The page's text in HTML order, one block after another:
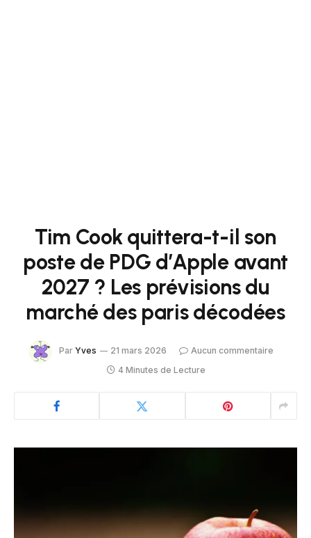
Tim Cook quittera-t-il son
poste de PDG d’Apple avant
2027 ? Les prévisions du
marché des paris décodées
Par Yves 21 mars 2026
Aucun commentaire
4 Minutes de Lecture